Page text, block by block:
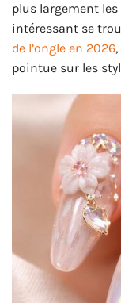
plus largement
intéressant se
de l’ongle en 2026
pointue sur les